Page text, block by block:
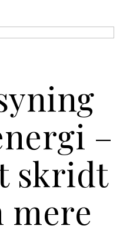
–
skridt
mere